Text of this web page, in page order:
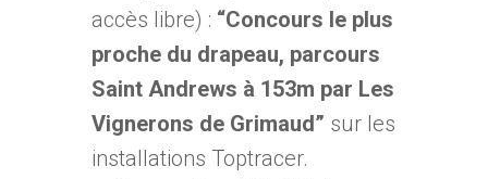
accès libre) : “Concours le plus
proche du drapeau, parcours
Saint Andrews à 153m par Les
Vignerons de Grimaud” sur les
installations Toptracer.